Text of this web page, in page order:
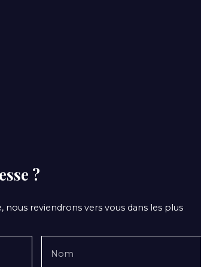
?
reviendrons vers vous dans les plus
Nom